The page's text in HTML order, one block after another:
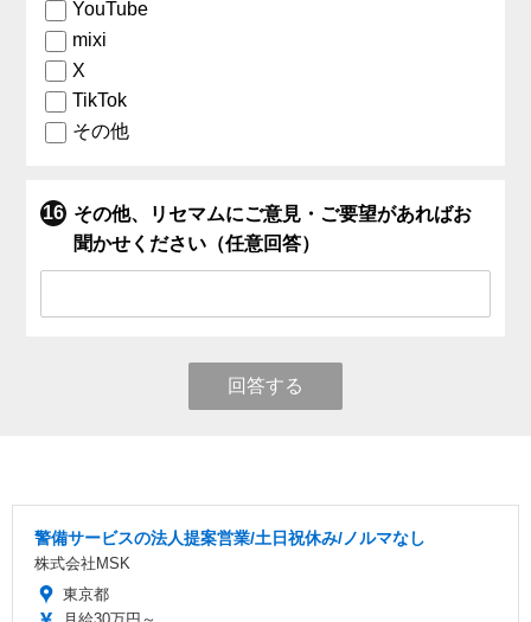
YouTube
mixi
X
TikTok
その他
その他、リセマムにご意見・ご要望があればお
聞かせください（任意回答）
回答する
警備サービスの法人提案営業/土日祝休み/ノルマなし
株式会社MSK
東京都